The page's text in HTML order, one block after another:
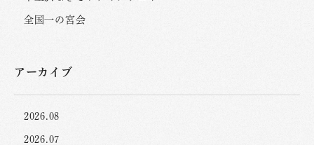
全国一の宮会
アーカイブ
2026.08
2026.07